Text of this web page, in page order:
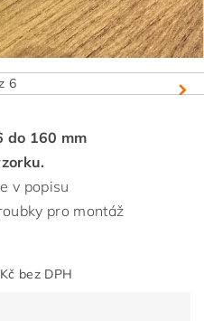
6
do 160 mm
v popisu
pro montáž
74,38 Kč bez DPH